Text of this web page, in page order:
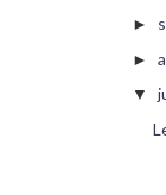
►
►
▼